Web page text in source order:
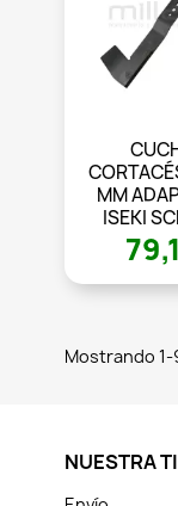
MM
ISEKI
Mostrando
NUESTRA